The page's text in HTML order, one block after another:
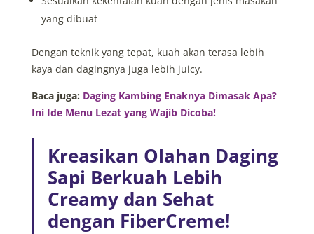
yang dibuat
Dengan teknik yang tepat, kuah akan terasa lebih
kaya dan dagingnya juga lebih juicy.
Baca juga: Daging Kambing Enaknya Dimasak Apa?
Ini Ide Menu Lezat yang Wajib Dicoba!
Kreasikan Olahan Daging
Sapi Berkuah Lebih
Creamy dan Sehat
dengan FiberCreme!